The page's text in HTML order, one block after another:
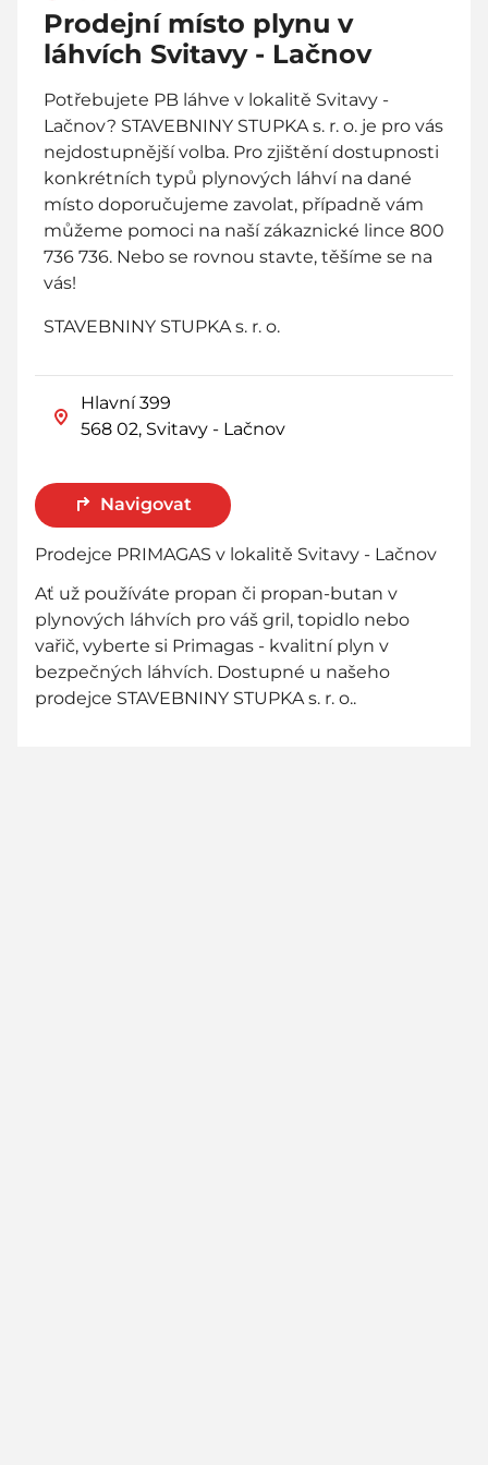
Prodejní místo plynu v
láhvích Svitavy - Lačnov
Potřebujete PB láhve v lokalitě Svitavy -
Lačnov? STAVEBNINY STUPKA s. r. o. je pro vás
nejdostupnější volba. Pro zjištění dostupnosti
konkrétních typů plynových láhví na dané
místo doporučujeme zavolat, případně vám
můžeme pomoci na naší zákaznické lince 800
736 736. Nebo se rovnou stavte, těšíme se na
vás!
STAVEBNINY STUPKA s. r. o.
Hlavní 399
568 02, Svitavy - Lačnov
Navigovat
Prodejce PRIMAGAS v lokalitě Svitavy - Lačnov
Ať už používáte propan či propan-butan v
plynových láhvích pro váš gril, topidlo nebo
vařič, vyberte si Primagas - kvalitní plyn v
bezpečných láhvích. Dostupné u našeho
prodejce STAVEBNINY STUPKA s. r. o..